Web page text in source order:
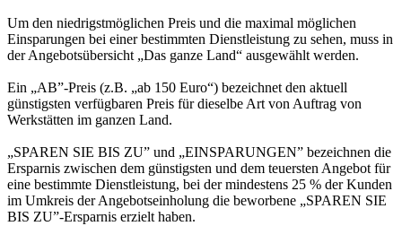
Um den niedrigstmöglichen Preis und die maximal möglichen
Einsparungen bei einer bestimmten Dienstleistung zu sehen, muss in
der Angebotsübersicht „Das ganze Land“ ausgewählt werden.
Ein „AB”-Preis (z.B. „ab 150 Euro“) bezeichnet den aktuell
günstigsten verfügbaren Preis für dieselbe Art von Auftrag von
Werkstätten im ganzen Land.
„SPAREN SIE BIS ZU” und „EINSPARUNGEN” bezeichnen die
Ersparnis zwischen dem günstigsten und dem teuersten Angebot für
eine bestimmte Dienstleistung, bei der mindestens 25 % der Kunden
im Umkreis der Angebotseinholung die beworbene „SPAREN SIE
BIS ZU”-Ersparnis erzielt haben.